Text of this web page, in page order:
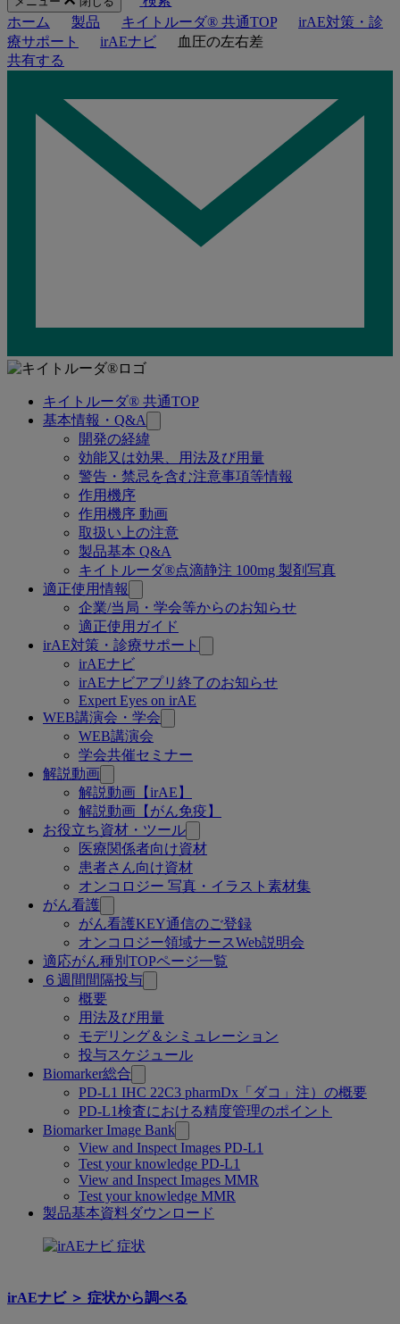
ホーム
製品 キイトルーダ® 共通TOP
irAE対策・診
療サポート
irAEナビ
血圧の左右差
共有する
キイトルーダ® 共通TOP
基本情報・Q&A
開発の経緯
効能又は効果、用法及び用量
警告・禁忌を含む注意事項等情報
作用機序
作用機序 動画
取扱い上の注意
製品基本 Q&A
キイトルーダ®点滴静注 100mg 製剤写真
適正使用情報
企業/当局・学会等からのお知らせ
適正使用ガイド
irAE対策・診療サポート
irAEナビ
irAEナビアプリ終了のお知らせ
Expert Eyes on irAE
WEB講演会・学会
WEB講演会
学会共催セミナー
解説動画
解説動画【irAE】
解説動画【がん免疫】
お役立ち資材・ツール
医療関係者向け資材
患者さん向け資材
オンコロジー 写真・イラスト素材集
がん看護
がん看護KEY通信のご登録
オンコロジー領域ナースWeb説明会
適応がん種別TOPページ一覧
６週間間隔投与
概要
用法及び用量
モデリング＆シミュレーション
投与スケジュール
Biomarker総合
PD-L1 IHC 22C3 pharmDx「ダコ」注）の概要
PD-L1検査における精度管理のポイント
Biomarker Image Bank
View and Inspect Images PD-L1
Test your knowledge PD-L1
View and Inspect Images MMR
Test your knowledge MMR
製品基本資料ダウンロード
の
irAEナビ ＞︎ 症状から調べる